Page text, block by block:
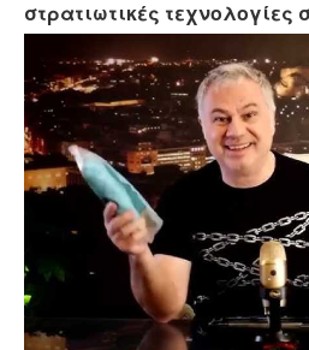
στρατιωτικές τεχνολογίες